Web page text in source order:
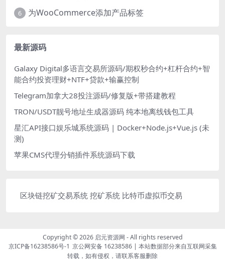
6 为WooCommerce添加产品标签
最新源码
Galaxy Digital多语言交易所源码/期权秒合约+杠杆合约+智
能合约投资理财+NTF+贷款+输赢控制
Telegram加拿大28投注源码/修复版+带搭建教程
TRON/USDT靓号地址生成器源码 纯本地离线钱包工具
星汇API接口娱乐城系统源码 | Docker+Node.js+Vue.js (未
测)
苹果CMS代理分销插件系统源码下载
区块链挖矿交易系统 挖矿系统 比特币虚拟币交易
Copyright © 2026 启元资源网 - All rights reserved
京ICP备16238586号-1 京公网安备 16238586| 本站数据部分来自互联网采集
转载，如有侵权，请联系客服删除